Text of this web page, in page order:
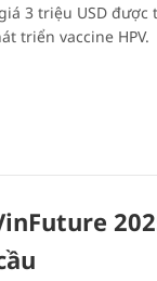
3 triệu USD được
triển vaccine HPV.